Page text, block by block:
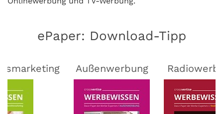
ePaper: Download-Tipp
Außenwerbung